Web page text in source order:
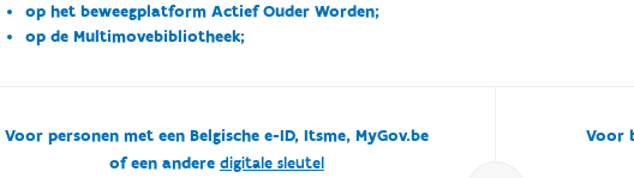
op het beweegplatform Actief Ouder Worden;
op de Multimovebibliotheek;
Voor personen met een Belgische e-ID, Itsme, MyGov.be
of een andere digitale sleutel
Voor